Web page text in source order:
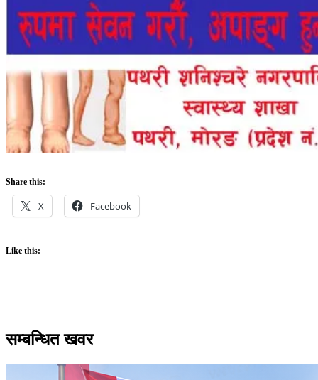
Share this:
X Facebook
Like this:
सम्बन्धित खवर